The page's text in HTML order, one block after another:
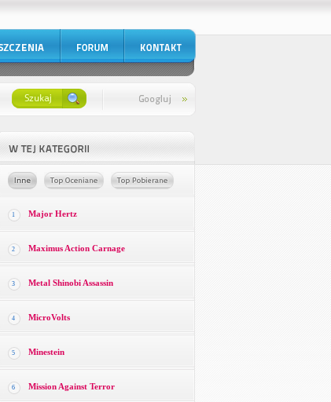
1 Major Hertz
2 Maximus Action Carnage
3 Metal Shinobi Assassin
4 MicroVolts
5 Minestein
6 Mission Against Terror